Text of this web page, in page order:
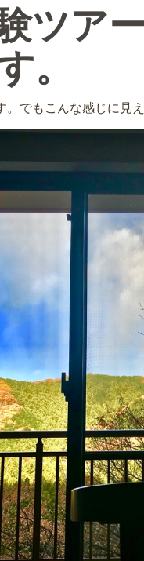
ツア
。
でもこんな感じに見え